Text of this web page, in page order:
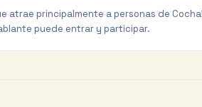
atrae principalmente a personas de
puede entrar y participar.